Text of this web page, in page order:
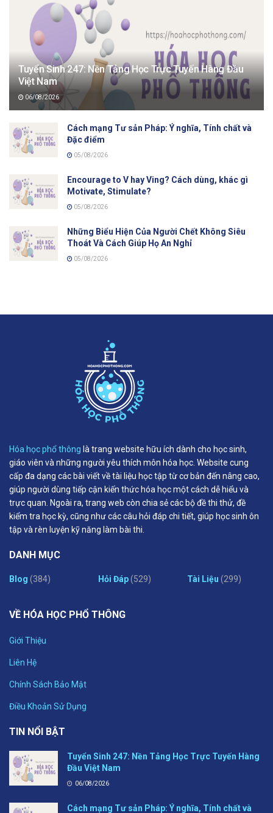
Tuyển Sinh 247: Nền Tảng Học Trực Tuyến Hàng Đầu
Việt Nam
06/08/2026
Cách mạng Tư sản Pháp: Ý nghĩa, Tính chất và
Đặc điểm
05/08/2026
Encourage to V hay Ving? Cách dùng, khác gì
Motivate, Stimulate?
05/08/2026
Những Biểu Hiện Của Người Chết Không Siêu
Thoát Và Cách Giúp Họ An Nghỉ
05/08/2026
Hóa học phổ thông là trang website hữu ích dành cho học sinh,
giáo viên và những người yêu thích môn hóa học. Website cung
cấp đa dạng các bài viết về tài liệu học tập từ cơ bản đến nâng cao,
giúp người dùng tiếp cận kiến thức hóa học một cách dễ hiểu và
trực quan. Ngoài ra, trang web còn chia sẻ các bộ đề thi thử, đề
kiểm tra học kỳ, cũng như các câu hỏi đáp chi tiết, giúp học sinh ôn
tập và rèn luyện kỹ năng làm bài thi.
DANH MỤC
Blog (384) Hỏi Đáp(529) Tài Liệu (299)
VỀ HÓA HỌC PHỔ THÔNG
Giới Thiệu
Liên Hệ
Chính Sách Bảo Mật
Điều Khoản Sử Dụng
TIN NỔI BẬT
Tuyển Sinh 247: Nền Tảng Học Trực Tuyến Hàng
Đầu Việt Nam
06/08/2026
Cách mạng Tư sản Pháp: Ý nghĩa, Tính chất và